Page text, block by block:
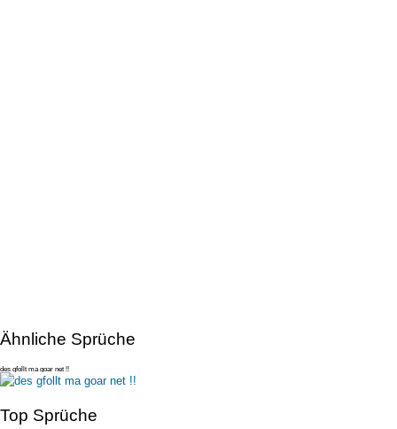
Ähnliche Sprüche
des gfollt ma goar net !!
Top Sprüche